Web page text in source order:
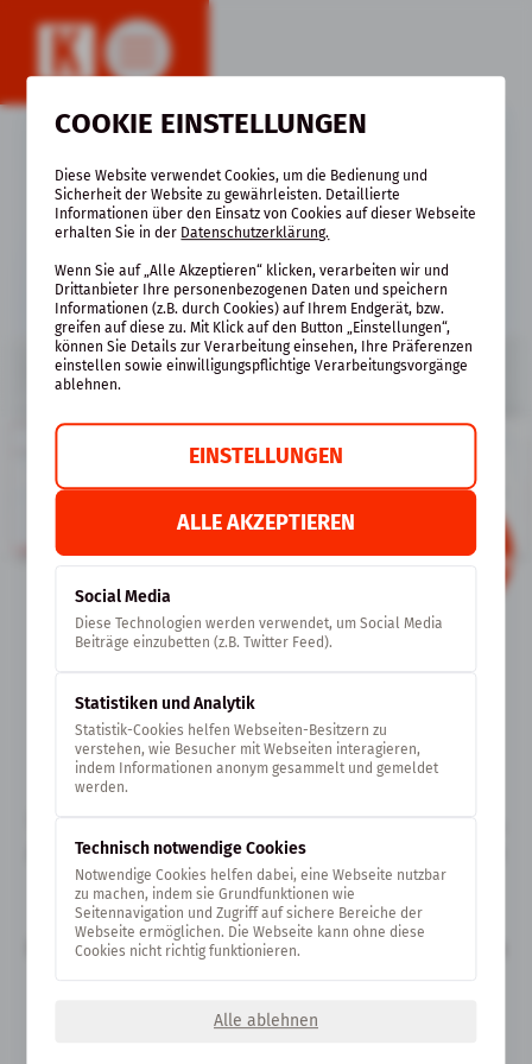
KULTURWACHE
Bürgerhaus für Sickenhausen
JETZT MITGLIED WERDEN!
VON DER
FEUERWACHE
BÜRGERHAUS
Konzerte, Kleinkunst, Events für Groß und Klein,
Ausstellungen und vieles mehr – und das mitten
im Ort. Das ist die Idee, die hinter dem Projekt
KULTURWACHE steht. Der Umbau des alten
Feuerwehrhauses im Ortskern von Sickenhausen
zum Bürgerhaus KULTURWACHE soll aus dieser
Idee Realität werden lassen.
COOKIE EINSTELLUNGEN
Diese Website verwendet Cookies, um die Bedienung und
Sicherheit der Website zu gewährleisten. Detaillierte
Informationen über den Einsatz von Cookies auf dieser Webseite
erhalten Sie in der Datenschutzerklärung.
Wenn Sie auf „Alle Akzeptieren“ klicken, verarbeiten wir und
Drittanbieter Ihre personenbezogenen Daten und speichern
Informationen (z.B. durch Cookies) auf Ihrem Endgerät, bzw.
greifen auf diese zu. Mit Klick auf den Button „Einstellungen“,
können Sie Details zur Verarbeitung einsehen, Ihre Präferenzen
einstellen sowie einwilligungspflichtige Verarbeitungsvorgänge
ablehnen.
Technisch notwendige Cookies
Notwendige Cookies helfen dabei, eine Webseite nutzbar
zu machen, indem sie Grundfunktionen wie
Seitennavigation und Zugriff auf sichere Bereiche der
Webseite ermöglichen. Die Webseite kann ohne diese
Cookies nicht richtig funktionieren.
Statistiken und Analytik
Statistik-Cookies helfen Webseiten-Besitzern zu
verstehen, wie Besucher mit Webseiten interagieren,
indem Informationen anonym gesammelt und gemeldet
werden.
Social Media
Diese Technologien werden verwendet, um Social Media
Beiträge einzubetten (z.B. Twitter Feed).
EINSTELLUNGEN
ALLE AKZEPTIEREN
Alle ablehnen